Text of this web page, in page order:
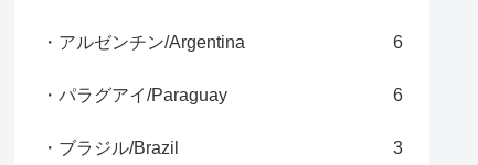
・アルゼンチン/Argentina 6
・パラグアイ/Paraguay 6
・ブラジル/Brazil 3